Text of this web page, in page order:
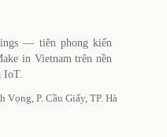
— tiên phong kiến
in Vietnam trên nền
IoT.
P. Cầu Giấy, TP. Hà